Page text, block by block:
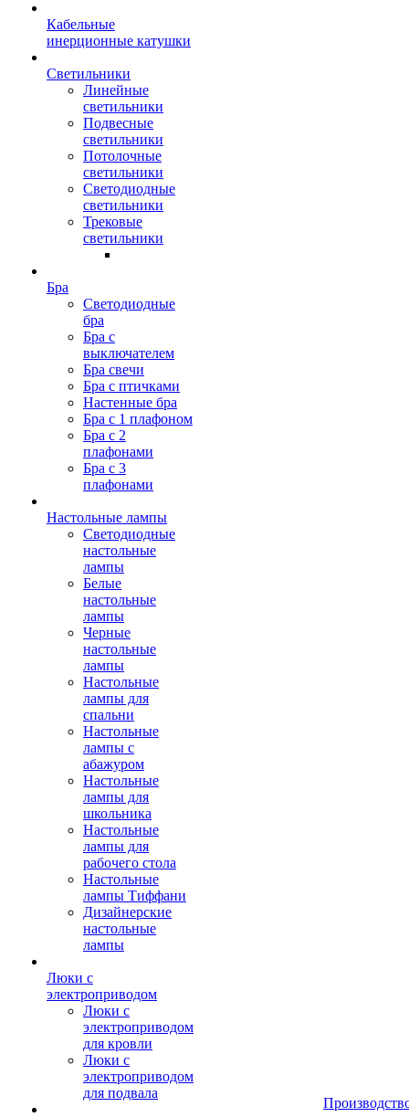
Кабельные
инерционные катушки
Светильники
Линейные
светильники
Подвесные
светильники
Потолочные
светильники
Светодиодные
светильники
Трековые
светильники
Бра
Светодиодные
бра
Бра с
выключателем
Бра свечи
Бра с птичками
Настенные бра
Бра с 1 плафоном
Бра с 2
плафонами
Бра с 3
плафонами
Настольные лампы
Светодиодные
настольные
лампы
Белые
настольные
лампы
Черные
настольные
лампы
Настольные
лампы для
спальни
Настольные
лампы с
абажуром
Настольные
лампы для
школьника
Настольные
лампы для
рабочего стола
Настольные
лампы Тиффани
Дизайнерские
настольные
лампы
Люки с
электроприводом
Люки с
электроприводом
для кровли
Люки с
электроприводом
для подвала